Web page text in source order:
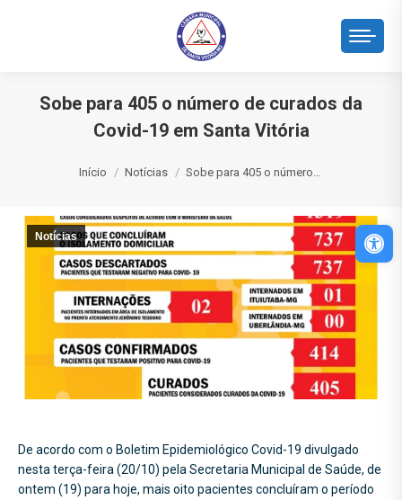
Sobe para 405 o número de curados da
Covid-19 em Santa Vitória
Início Notícias Sobe para 405 o número…
Notícias
De acordo com o Boletim Epidemiológico Covid-19 divulgado
nesta terça-feira (20/10) pela Secretaria Municipal de Saúde, de
ontem (19) para hoje, mais oito pacientes concluíram o período